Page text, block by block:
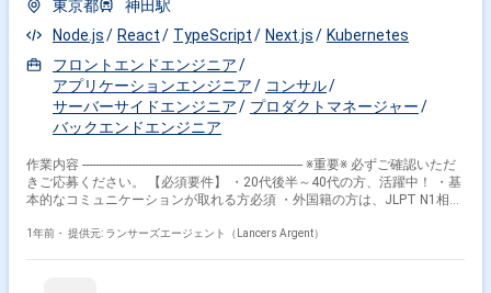
東京都
神田駅
Node.js
React TypeScript Next.js
Kubernetes
フロントエンドエンジニア
アプリケーションエンジニア
コンサル
サーバーサイドエンジニア
プロダクトマネージャー
バックエンドエンジニア
作業内容 ------------------------------------------------------------------- ※重要※ 必ずご確認いただ
きご応募ください。 【必須要件】 ・20代後半～40代の方、活躍中！ ・基
本的なコミュニケーションが取れる方必須 ・外国籍の方は、JLPT N1相当
（副業不可） ・エンジニア実務経験3年以上必須 ---------------------------------------------
1年前・ 提供元: ランサーズエージェント（Lancers Argent）
その他の条件で検索する
その他開発言語・スキルから探す
AWS Docker Google Cloud Platform
Terraform
Azure Java TypeScript
Linux
その他の職種から探す